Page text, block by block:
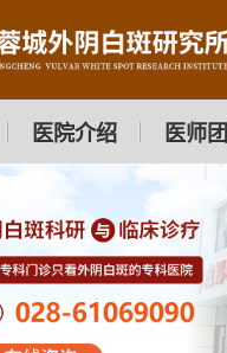
医院介绍 医师